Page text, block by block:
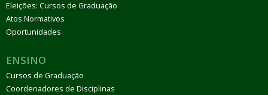
Eleições: Cursos de Graduação
Atos Normativos
Oportunidades
ENSINO
Cursos de Graduação
Coordenadores de Disciplinas